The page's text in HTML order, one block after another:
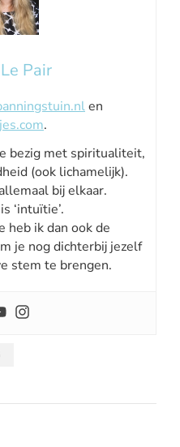
Pair
en
.
bezig met spiritualiteit,
(ook lichamelijk).
bij elkaar.
‘intuïtie’.
heb ik dan ook de
je nog dichterbij jezelf
stem te brengen.